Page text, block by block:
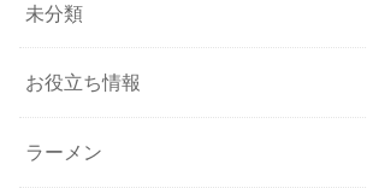
未分類
お役立ち情報
ラーメン